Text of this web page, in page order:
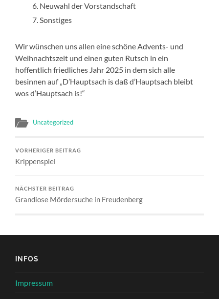
Neuwahl der Vorstandschaft
Sonstiges
Wir wünschen uns allen eine schöne Advents- und
Weihnachtszeit und einen guten Rutsch in ein
hoffentlich friedliches Jahr 2025 in dem sich alle
besinnen auf „D’Hauptsach is daß d’Hauptsach bleibt
wos d’Hauptsach is!“
Uncategorized
VORHERIGER BEITRAG
Krippenspiel
NÄCHSTER BEITRAG
Grandiose Mördersuche in Freudenberg
INFOS
Impressum